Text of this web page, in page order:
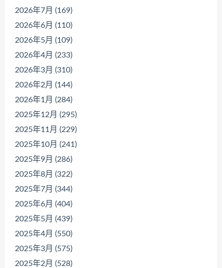
2026年7月 (169)
2026年6月 (110)
2026年5月 (109)
2026年4月 (233)
2026年3月 (310)
2026年2月 (144)
2026年1月 (284)
2025年12月 (295)
2025年11月 (229)
2025年10月 (241)
2025年9月 (286)
2025年8月 (322)
2025年7月 (344)
2025年6月 (404)
2025年5月 (439)
2025年4月 (550)
2025年3月 (575)
2025年2月 (528)